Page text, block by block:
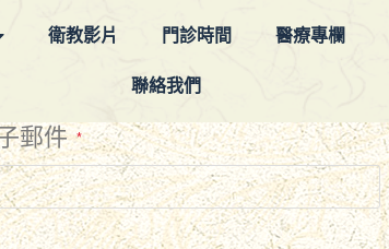
衛教影片 門診時間 醫療專欄
聯絡我們
郵件 *